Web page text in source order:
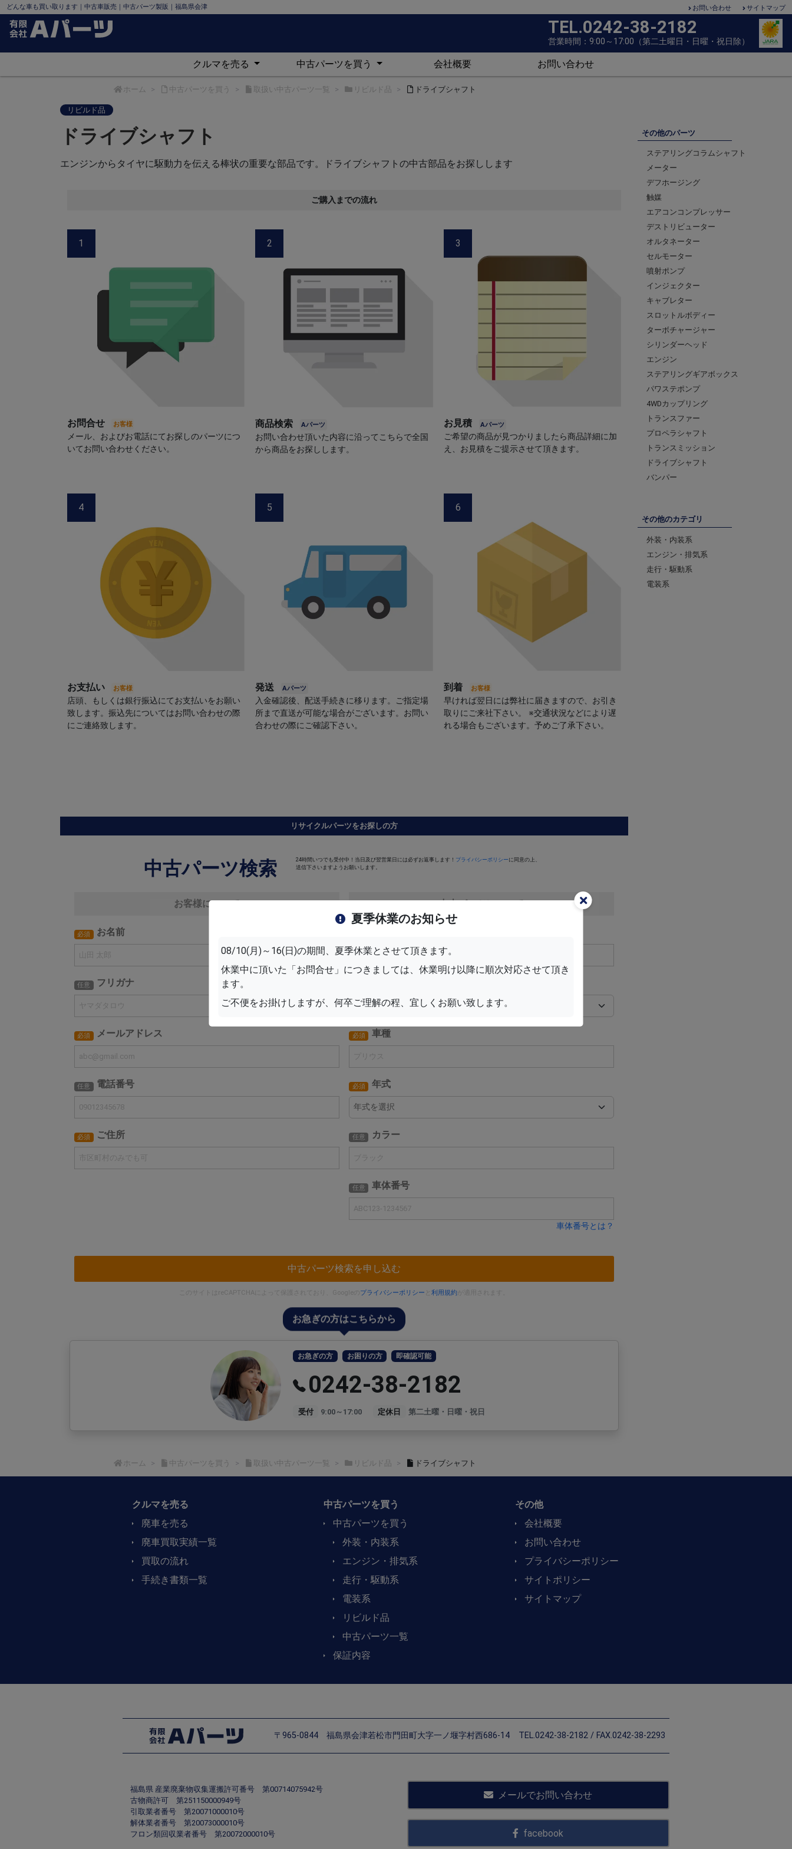
どんな車も買い取ります｜中古車販売｜中古パーツ製販｜福島県会津 お問い合わせ サイトマップ
TEL.0242-38-2182
営業時間 ： 9:00 ～ 1 7:00 （第二土曜日 ・ 日曜 ・ 祝日 除）
クルマを売る 中古パーツを買う 会社概要 お問い合わせ
ホーム 中古パーツを買う 取扱い中古パーツ一覧 リビルド品 ドライブシャフト
リビルド品
ドライブシャフト
エンジンからタイヤに駆動力を伝える棒状の重要な部品です。ドライブシャフトの中古部品をお探しします
ご購入までの流れ
1
お問合せ
メール、およびお電話にてお探しのパーツにつ
いてお問い合わせください。
2
商品検索
お問い合わせ頂いた内容に沿ってこちらで全国
から商品をお探しします。
3
お見積
ご希望の商品が見つかりましたら商品詳細に加
え、お見積をご提示させて頂きます。
4
お支払い
店頭、もしくは銀行振込にてお支払いをお願い
致します。振込先についてはお問い合わせの際
にご連絡致します。
5
発送
入金確認後、配送手続きに移ります。ご指定場
所まで直送が可能な場合がございます。お問い
合わせの際にご確認下さい。
6
到着
早ければ翌日には弊社に届きますので、お引き
取りにご来社下さい。 ※交通状況などにより遅
れる場合もございます。予めご了承下さい。
リサイクルパーツをお探しの方
中古パーツ検索 24時間いつでも受付中！当日及び翌営業日には必ずお返事します！ プライバシーポリシー に同意の上、
送信下さいますようお願いします。
お客様について
お名前
必須
フリガナ
任意
メールアドレス
必須
電話番号
任意
ご住所
必須
中古パーツについて
車種
必須
年式
必須
カラー
任意
車体番号
任意
車体番号とは？
中古パーツ検索を申し込む
このサイトはreCAPTCHAによって保護されており、Googleの プライバシーポリシー 利用規約 が適用されます。
お急ぎの方はこちらから
お急ぎの方 お困りの方 即確認可能
0242-38-2182
受付 9:00～17:00 定休日 第二土曜・日曜・祝日
その他のパーツ
ステアリングコラムシャフト
メーター
デフホージング
触媒
エアコンコンプレッサー
デストリビューター
オルタネーター
セルモーター
噴射ポンプ
インジェクター
キャブレター
スロットルボディー
ターボチャージャー
シリンダーヘッド
エンジン
ステアリングギアボックス
パワステポンプ
4WDカップリング
トランスファー
プロペラシャフト
トランスミッション
ドライブシャフト
バンパー
その他のカテゴリ
外装・内装系
エンジン・排気系
走行・駆動系
電装系
ホーム 中古パーツを買う 取扱い中古パーツ一覧 リビルド品 ドライブシャフト
クルマを売る
廃車を売る
廃車買取実績一覧
買取の流れ​
手続き書類一覧
中古パーツを買う
中古パーツを買う
外装・内装系
エンジン・排気系
走行・駆動系
電装系
リビルド品
中古パーツ一覧
保証内容
その他
会社概要
お問い合わせ
プライバシーポリシー
サイトポリシー
サイトマップ
〒965-0844 福島県会津若松市門田町大字一ノ堰字村西686-14 TEL.0242-38-2182 / FAX.0242-38-2293
福島県 産業廃棄物収集運搬許可番号 第00714075942号
古物商許可 第251150000949号
引取業者番号 第20071000010号
解体業者番号 第20073000010号
フロン類回収業者番号 第20072000010号
メールでお問い合わせ
facebook
夏季休業のお知らせ
08/10(月)～16(日)の期間、夏季休業とさせて頂きます。
休業中に頂いた「お問合せ」につきましては、休業明け以降に順次対応させて頂き
ます。
ご不便をお掛けしますが、何卒ご理解の程、宜しくお願い致します。